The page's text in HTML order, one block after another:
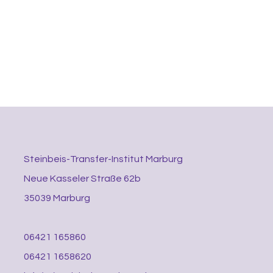
Steinbeis-Transfer-Institut Marburg
Neue Kasseler Straße 62b
35039 Marburg
06421 165860
06421 1658620